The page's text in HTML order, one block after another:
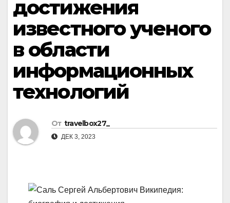
достижения
известного ученого
в области
информационных
технологий
От travelbox27_
ДЕК 3, 2023